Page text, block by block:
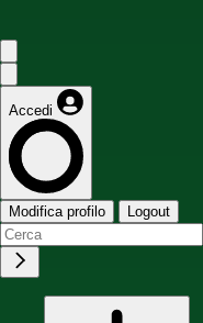
Accedi
Modifica profilo Logout